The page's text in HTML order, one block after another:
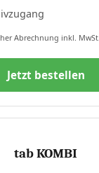
Abrechnung inkl. MwSt.
Jetzt bestellen
tab KOMBI